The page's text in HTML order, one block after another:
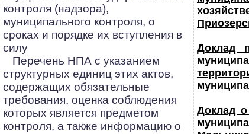
контроля (надзора),
муниципального контроля, о
сроках и порядке их вступления в
силу
Перечень НПА с указанием
структурных единиц этих актов,
содержащих обязательные
требования, оценка соблюдения
которых является предметом
контроля, а также информацию о
Доклад
Доклад о